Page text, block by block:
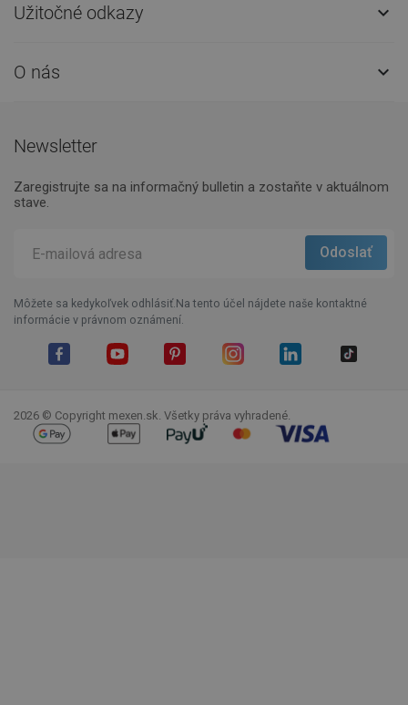
Užitočné odkazy 
O nás 
Newsletter
Zaregistrujte sa na informačný bulletin a zostaňte v aktuálnom
stave.
Môžete sa kedykoľvek odhlásiť.Na tento účel nájdete naše kontaktné
informácie v právnom oznámení.
2026 © Copyright mexen.sk. Všetky práva vyhradené.